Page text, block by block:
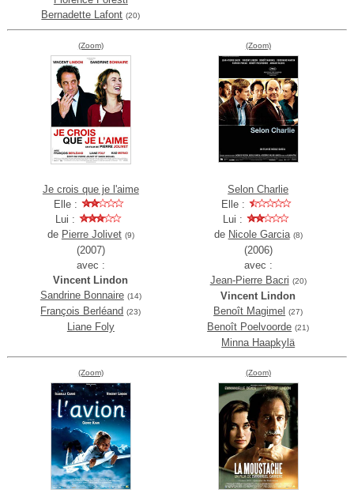
Bernadette Lafont (20)
(Zoom)
Je crois que je l'aime
Elle :
Lui :
de Pierre Jolivet (9)
(2007)
avec :
Vincent Lindon
Sandrine Bonnaire (14)
François Berléand (23)
Liane Foly
(Zoom)
Selon Charlie
Elle :
Lui :
de Nicole Garcia (8)
(2006)
avec :
Jean-Pierre Bacri (20)
Vincent Lindon
Benoît Magimel
(27)
Benoît Poelvoorde (21)
Minna Haapkylä
(Zoom) (Zoom)